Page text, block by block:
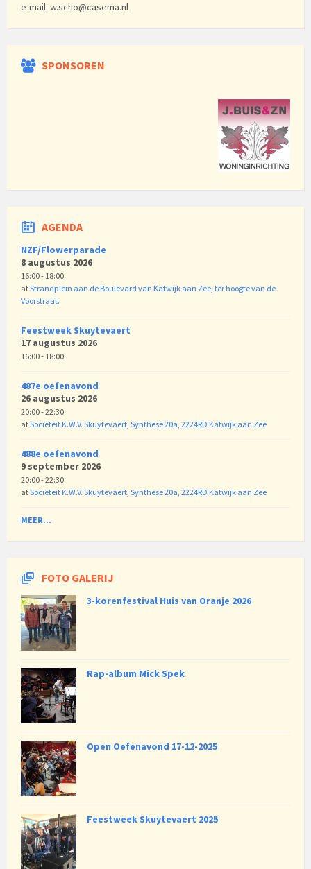
e-mail: w.scho@casema.nl
SPONSOREN
AGENDA
NZF/Flowerparade
8 augustus 2026
16:00 - 18:00
atStrandplein aan de Boulevard van Katwijk aan Zee, ter hoogte van de
Voorstraat.
Feestweek Skuytevaert
17 augustus 2026
16:00 - 18:00
487e oefenavond
26 augustus 2026
20:00 - 22:30
atSociëteit K.W.V. Skuytevaert, Synthese 20a, 2224RD Katwijk aan Zee
488e oefenavond
9 september 2026
20:00 - 22:30
atSociëteit K.W.V. Skuytevaert, Synthese 20a, 2224RD Katwijk aan Zee
MEER...
FOTO GALERIJ
3-korenfestival Huis van Oranje 2026
Rap-album Mick Spek
Open Oefenavond 17-12-2025
Feestweek Skuytevaert 2025